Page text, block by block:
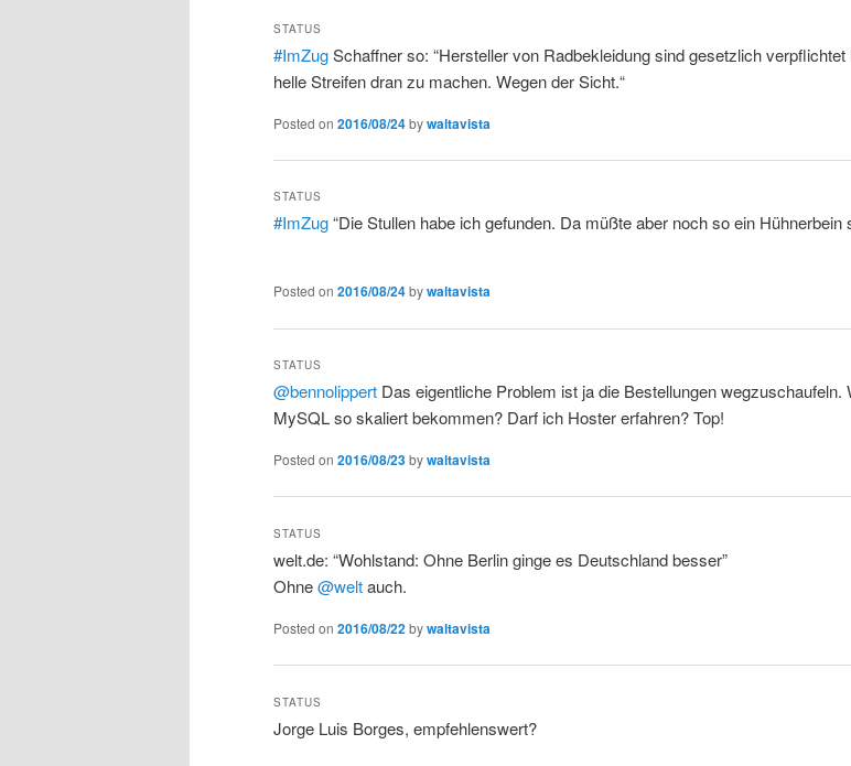
STATUS
#ImZugSchaffner so: “Hersteller von Radbekleidung sind gesetzlich verpflichtet
helle Streifen dran zu machen. Wegen der Sicht.“
Posted on 2016/08/24bywaltavista
STATUS
#ImZug“Die Stullen habe ich gefunden. Da müßte aber noch so ein Hühnerbein
Posted on 2016/08/24bywaltavista
STATUS
@bennolippert Das eigentliche Problem ist ja die Bestellungen wegzuschaufeln.
MySQL so skaliert bekommen? Darf ich Hoster erfahren? Top!
Posted on 2016/08/23bywaltavista
STATUS
welt.de: “Wohlstand: Ohne Berlin ginge es Deutschland besser”
Ohne@weltauch.
Posted on 2016/08/22bywaltavista
STATUS
Jorge Luis Borges, empfehlenswert?